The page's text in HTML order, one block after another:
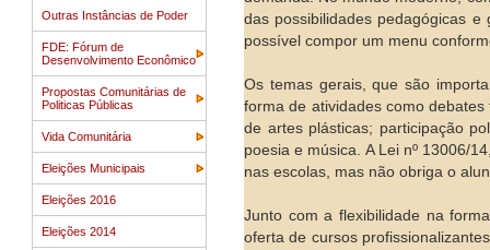
Outras Instâncias de Poder
FDE: Fórum de
Desenvolvimento Econômico
Propostas Comunitárias de
Politicas Públicas
Vida Comunitária
Eleições Municipais
Eleições 2016
Eleições 2014
das possibilidades pedagógicas
possível compor um menu
Os temas gerais, que são
forma de atividades como
de artes plásticas; participação
poesia e música. A Lei nº 13006/
nas escolas, mas não obriga o
Junto com a flexibilidade na
oferta de cursos